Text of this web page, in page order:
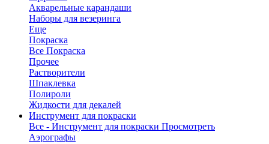
Акварельные карандаши
Наборы для везеринга
Еще
Покраска
Все Покраска
Прочее
Растворители
Шпаклевка
Полироли
Жидкости для декалей
Инструмент для покраски
Все - Инструмент для покраски Просмотреть
Аэрографы